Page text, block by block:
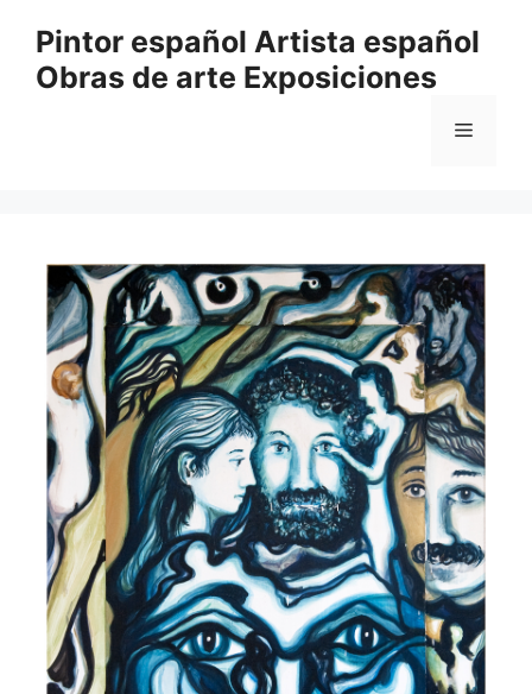
contenido
Pintor español Artista español
Obras de arte Exposiciones
Menú